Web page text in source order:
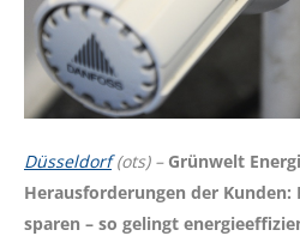
Düsseldorf(ots) – Grünwelt
Herausforderungen der Kunden:
sparen – so gelingt